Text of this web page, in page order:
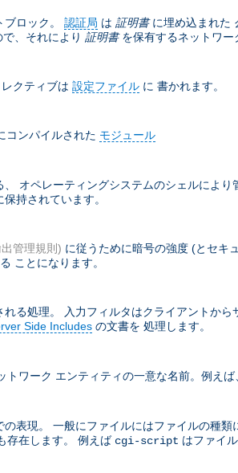
ロック。 認証局 は 証明書に埋め込まれた
、それにより 証明書を保有するネットワー
クティブは 設定ファイル に 書かれます。
コンパイルされた モジュール
オペレーティングシステムのシェルによ
持されています。
管理規則) に従うために暗号の強度 (とセキ
ことになります。
る処理。 入力フィルタはクライアントか
Side Includes の文書を 処理します。
ワーク エンティティの一意な名前。例えば
表現。 一般にファイルにはファイルの種
存在します。 例えば cgi-script はファイ